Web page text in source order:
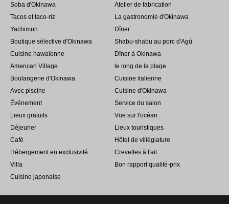
Soba d'Okinawa
Atelier de fabrication
Tacos et taco-riz
La gastronomie d'Okinawa
Yachimun
Dîner
Boutique sélective d'Okinawa
Shabu-shabu au porc d'Agú
Cuisine hawaïenne
Dîner à Okinawa
American Village
le long de la plage
Boulangerie d'Okinawa
Cuisine italienne
Avec piscine
Cuisine d'Okinawa
Événement
Service du salon
Lieux gratuits
Vue sur l'océan
Déjeuner
Lieux touristiques
Café
Hôtel de villégiature
Hébergement en exclusivité
Crevettes à l'ail
Villa
Bon rapport qualité-prix
Cuisine japonaise